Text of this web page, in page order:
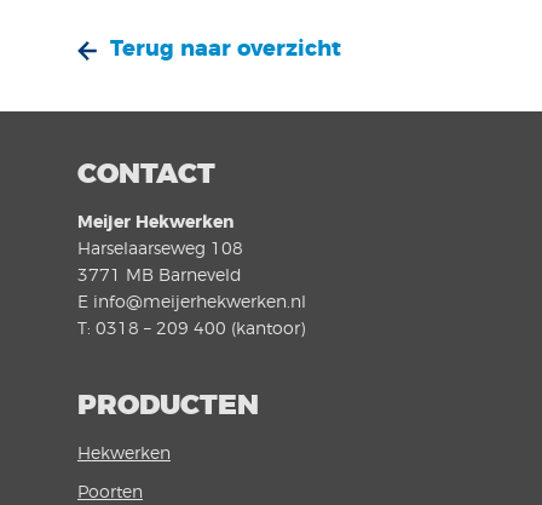
Terug naar overzicht
CONTACT
Meijer Hekwerken
Harselaarseweg 108
3771 MB Barneveld
E info@meijerhekwerken.nl
T: 0318 – 209 400 (kantoor)
PRODUCTEN
Hekwerken
Poorten